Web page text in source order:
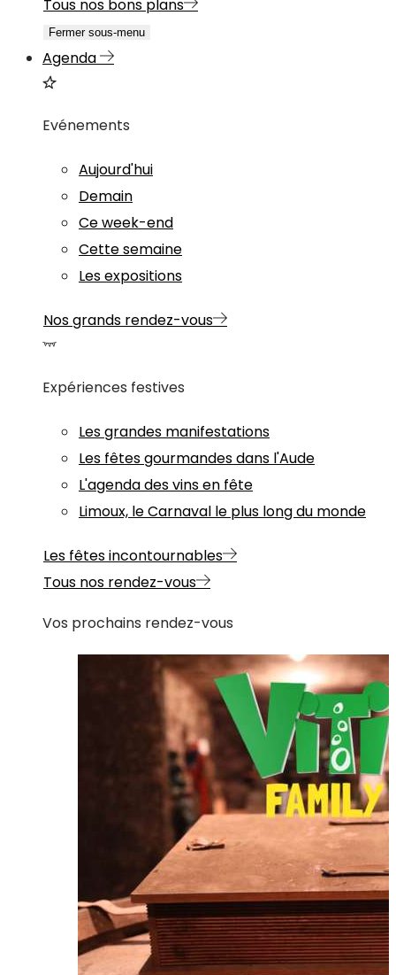
Tous nos bons plans
Fermer sous-menu
Agenda
Evénements
Aujourd'hui
Demain
Ce week-end
Cette semaine
Les expositions
Nos grands rendez-vous
Expériences festives
Les grandes manifestations
Les fêtes gourmandes dans l'Aude
L'agenda des vins en fête
Limoux, le Carnaval le plus long du monde
Les fêtes incontournables
Tous nos rendez-vous
Vos prochains rendez-vous